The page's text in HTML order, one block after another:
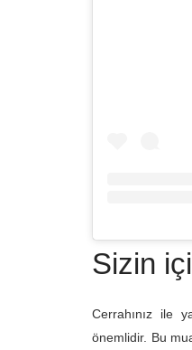
Sizin
Cerrahınız ile
önemlidir. Bu